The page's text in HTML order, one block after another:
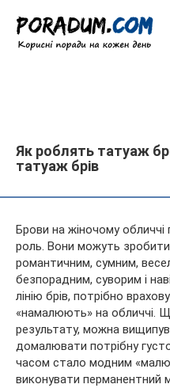
вмісту
Як роблять татуаж
татуаж брів
Брови на жіночому
роль. Вони можуть
романтичним, сумним,
безпорадним, суворим і
лінію брів, потрібно
«намалюють» на обличчі.
результату, можна
домалювати потрібну
часом стало модним
виконувати перманентний